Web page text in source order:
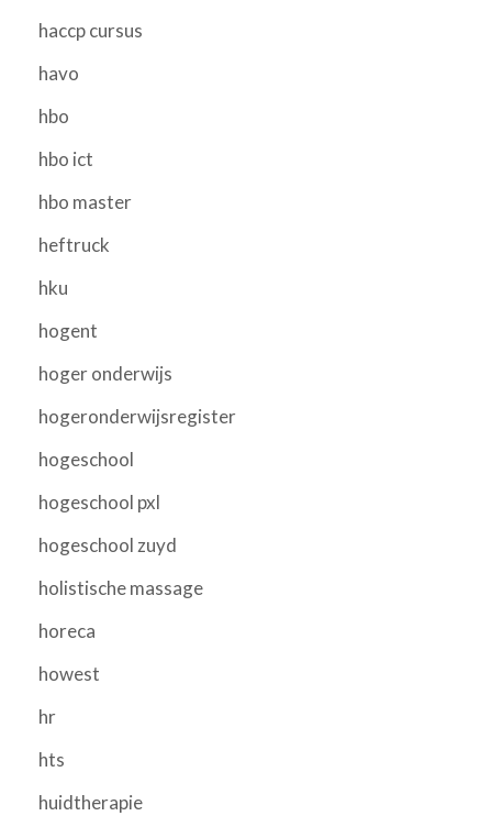
haccp cursus
havo
hbo
hbo ict
hbo master
heftruck
hku
hogent
hoger onderwijs
hogeronderwijsregister
hogeschool
hogeschool pxl
hogeschool zuyd
holistische massage
horeca
howest
hr
hts
huidtherapie